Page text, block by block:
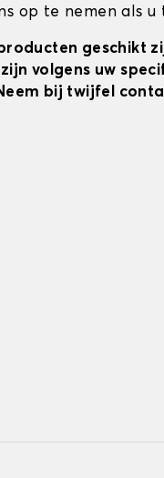
op te nemen als u
geschikt
volgens uw
bij twijfel